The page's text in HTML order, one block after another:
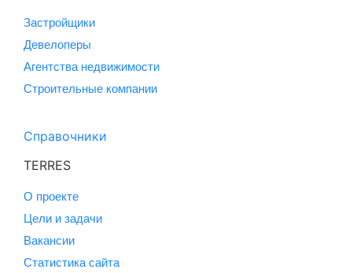
Застройщики
Девелоперы
Агентства недвижимости
Строительные компании
Справочники
TERRES
О проекте
Цели и задачи
Вакансии
Статистика сайта